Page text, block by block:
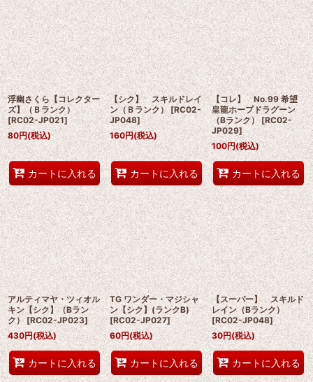
浮幽さくら【コレクター
ズ】（Ｂランク）
[RC02-JP021]
80円(税込)
カートに入れる
【シク】 スキルドレイ
ン（Ｂランク） [RC02-
JP048]
160円(税込)
カートに入れる
【コレ】 No.99 希望
皇龍ホープドラグーン
（Bランク） [RC02-
JP029]
100円(税込)
カートに入れる
アルティマヤ・ツィオル
キン【シク】（Bラン
ク） [RC02-JP023]
430円(税込)
カートに入れる
TG ワンダー・マジシャ
ン【シク】(ランクB)
[RC02-JP027]
60円(税込)
カートに入れる
【スーパー】 スキルド
レイン（Bランク）
[RC02-JP048]
30円(税込)
カートに入れる